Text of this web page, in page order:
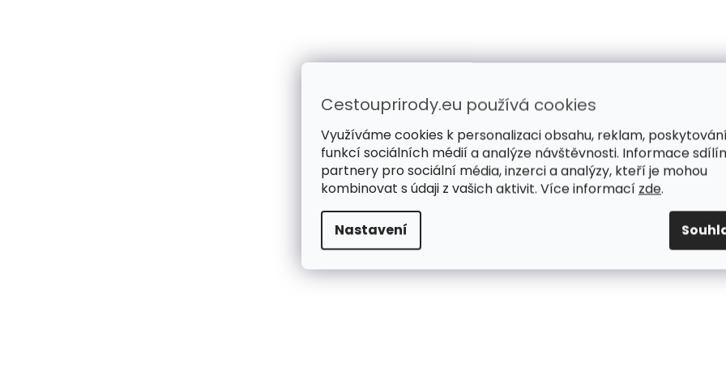
Cestouprirody.eu používá cookies
Využíváme cookies k personalizaci obsahu, reklam,
funkcí sociálních médií a analýze návštěvnosti. Informace
partnery pro sociální média, inzerci a analýzy, kteří je mohou
kombinovat s údaji z vašich aktivit. Více informací zde.
Nastavení